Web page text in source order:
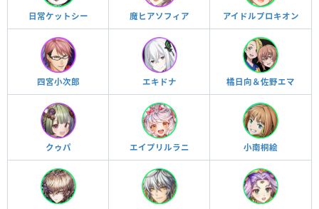
日常ケットシー 魔ヒアソフィア アイドルプロキオン
四宮小次郎 エキドナ 橘日向＆佐野エマ
クゥパ エイプリルラニ 小南桐絵